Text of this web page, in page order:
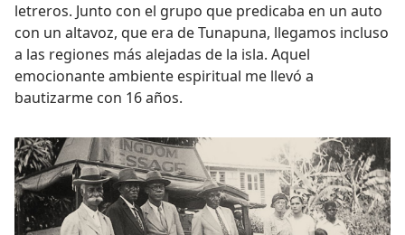
letreros. Junto con el grupo que predicaba en un auto
con un altavoz, que era de Tunapuna, llegamos incluso
a las regiones más alejadas de la isla. Aquel
emocionante ambiente espiritual me llevó a
bautizarme con 16 años.